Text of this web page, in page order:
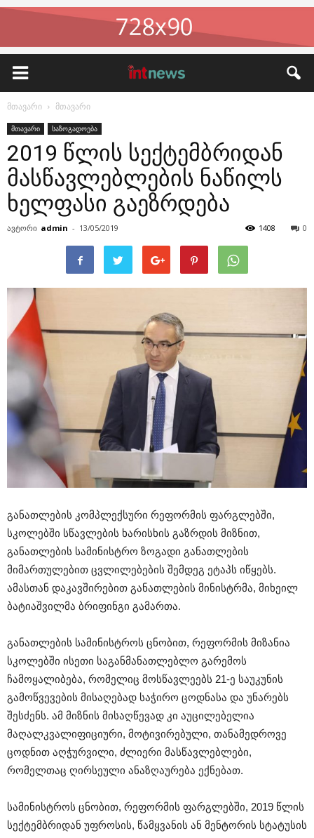
მთავარი მთავარი
მთავარი საზოგადოება
2019 წლის სექტემბრიდან
მასწავლებლების ნაწილს
ხელფასი გაეზრდება
ავტორი admin - 13/05/2019 0
1408
განათლების კომპლექსური რეფორმის ფარგლებში,
სკოლებში სწავლების ხარისხის გაზრდის მიზნით,
განათლების სამინისტრო ზოგადი განათლების
მიმართულებით ცვლილებების შემდეგ ეტაპს იწყებს.
ამასთან დაკავშირებით განათლების მინისტრმა, მიხეილ
ბატიაშვილმა ბრიფინგი გამართა.
განათლების სამინისტროს ცნობით, რეფორმის მიზანია
სკოლებში ისეთი საგანმანათლებლო გარემოს
ჩამოყალიბება, რომელიც მოსწავლეებს 21-ე საუკუნის
გამოწვევების მისაღებად საჭირო ცოდნასა და უნარებს
შესძენს. ამ მიზნის მისაღწევად კი აუცილებელია
მაღალკვალიფიციური, მოტივირებული, თანამედროვე
ცოდნით აღჭურვილი, ძლიერი მასწავლებლები,
რომელთაც ღირსეული ანაზღაურება ექნებათ.
სამინისტროს ცნობით, რეფორმის ფარგლებში, 2019 წლის
სექტემბრიდან უფროსის, წამყვანის ან მენტორის სტატუსის